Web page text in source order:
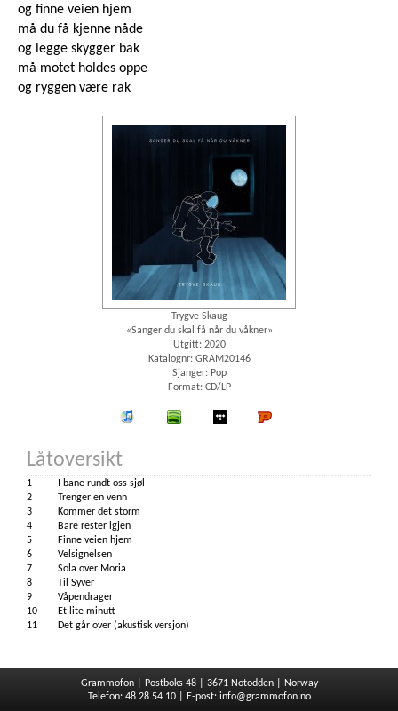
og finne veien hjem
må du få kjenne nåde
og legge skygger bak
må motet holdes oppe
og ryggen være rak
Trygve Skaug
«Sanger du skal få når du våkner»
Utgitt: 2020
Katalognr: GRAM20146
Sjanger: Pop
Format: CD/LP
iTunes spotify wimp
Låtoversikt
1
I bane rundt oss sjøl
2
Trenger en venn
3
Kommer det storm
4
Bare rester igjen
5
Finne veien hjem
6
Velsignelsen
7
Sola over Moria
8
Til Syver
9
Våpendrager
10
Et lite minutt
11
Det går over (akustisk versjon)
Grammofon | Postboks 48 | 3671 Notodden | Norway
Telefon: 48 28 54 10 | E-post: info@grammofon.no